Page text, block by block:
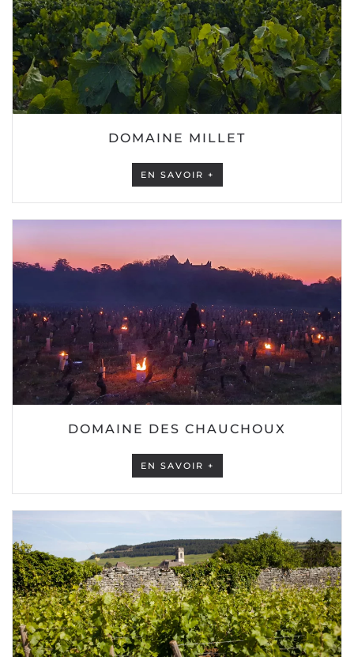
DOMAINE MILLET
EN SAVOIR +
DOMAINE DES CHAUCHOUX
EN SAVOIR +